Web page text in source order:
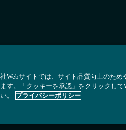
Webサイトでは、サイト品質向上のた
す。「クッキーを承認」をクリックし
。
プライバシーポリシー